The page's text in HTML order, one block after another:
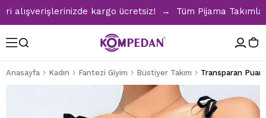
kargo ücretsiz! → Tüm Pijama
Anasayfa Kadın Fantezi Giyim Büstiyer Takım Transparan